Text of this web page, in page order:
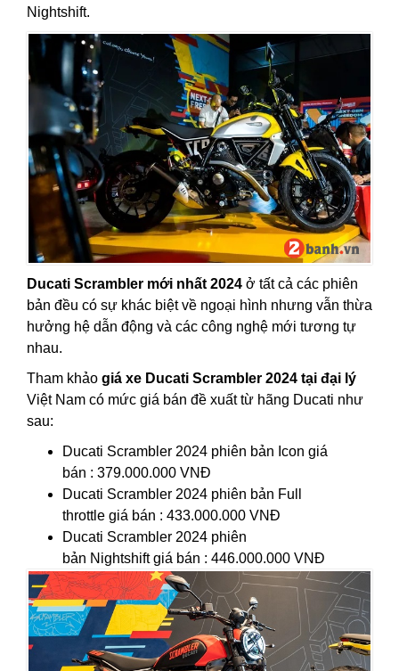
Nightshift.
Ducati Scrambler mới nhất 2024 ở tất cả các phiên
bản đều có sự khác biệt về ngoại hình nhưng vẫn thừa
hưởng hệ dẫn động và các công nghệ mới tương tự
nhau.
Tham khảo giá xe Ducati Scrambler 2024 tại đại lý
Việt Nam có mức giá bán đề xuất từ hãng Ducati như
sau:
Ducati Scrambler 2024 phiên bản Icon giá
bán : 379.000.000 VNĐ
Ducati Scrambler 2024 phiên bản Full
throttle giá bán : 433.000.000 VNĐ
Ducati Scrambler 2024 phiên
bản Nightshift giá bán : 446.000.000 VNĐ